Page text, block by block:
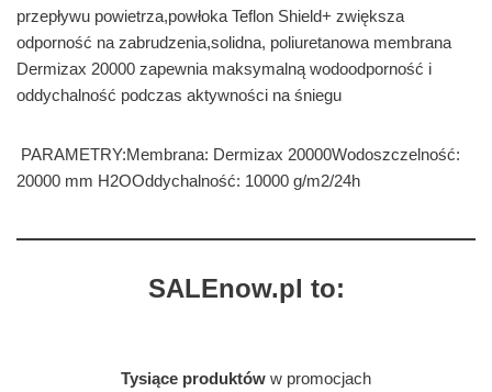
przepływu powietrza,powłoka Teflon Shield+ zwiększa
odporność na zabrudzenia,solidna, poliuretanowa membrana
Dermizax 20000 zapewnia maksymalną wodoodporność i
oddychalność podczas aktywności na śniegu
PARAMETRY:Membrana: Dermizax 20000Wodoszczelność:
20000 mm H2OOddychalność: 10000 g/m2/24h
SALEnow.pl to:
Tysiące produktów w promocjach